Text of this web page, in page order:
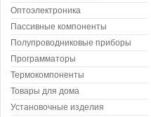
Оптоэлектроника
Пассивные компоненты
Полупроводниковые приборы
Программаторы
Термокомпоненты
Товары для дома
Установочные изделия